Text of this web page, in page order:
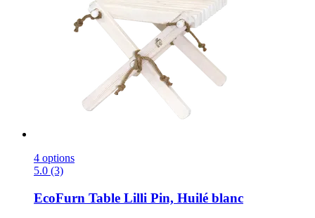
4 options
5.0 (3)
EcoFurn Table Lilli Pin, Huilé blanc